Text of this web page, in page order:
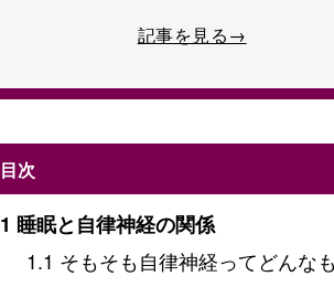
記事を見る→
目次
1 睡眠と自律神経の関係
1.1 そもそも自律神経ってどんな